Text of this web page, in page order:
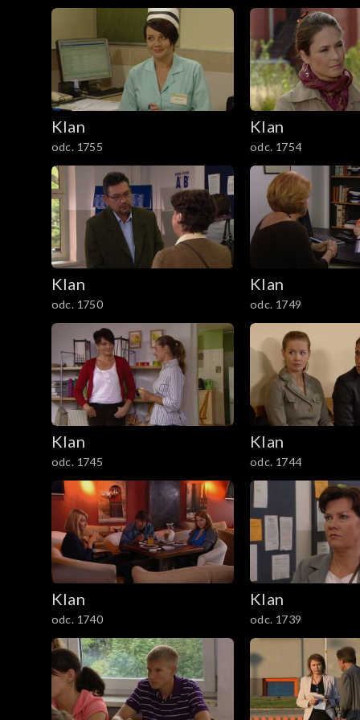
1101–1200
1001–1100
901–1000
801–900
701–800
601–700
501–600
401–500
301–400
201–300
101–200
1–100
Klan
odc. 1755
Klan
odc. 1754
Klan
odc. 1750
Klan
odc. 1749
Klan
odc. 1745
Klan
odc. 1744
Klan
odc. 1740
Klan
odc. 1739